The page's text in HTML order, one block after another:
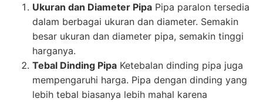
Ukuran dan Diameter Pipa Pipa paralon tersedia
dalam berbagai ukuran dan diameter. Semakin
besar ukuran dan diameter pipa, semakin tinggi
harganya.
Tebal Dinding Pipa Ketebalan dinding pipa juga
mempengaruhi harga. Pipa dengan dinding yang
lebih tebal biasanya lebih mahal karena